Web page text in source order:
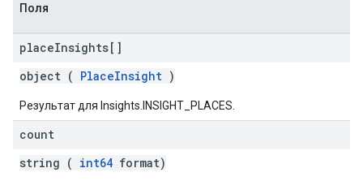
Поля
placeInsights[]
object ( PlaceInsight )
Результат для Insights.INSIGHT_PLACES.
count
string ( int64 format)